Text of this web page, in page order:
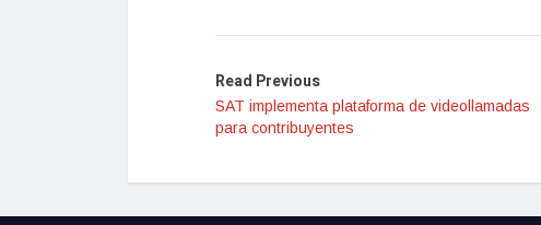
Read Previous
SAT implementa plataforma de videollamadas
para contribuyentes